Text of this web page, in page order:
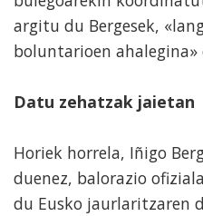
argitu du Bergesek,
boluntarioen ahalegina»
Datu zehatzak jaietan
Horiek horrela, Iñigo
duenez, balorazio
du Eusko jaurlaritzaren